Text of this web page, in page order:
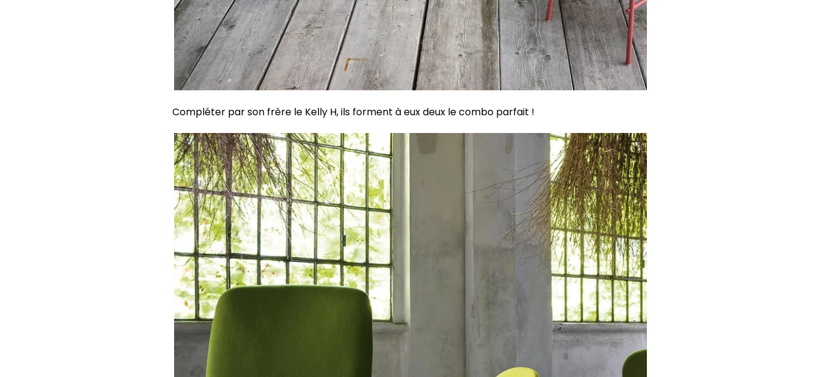
Compléter par son frère le Kelly H, ils forment à eux deux le combo parfait !